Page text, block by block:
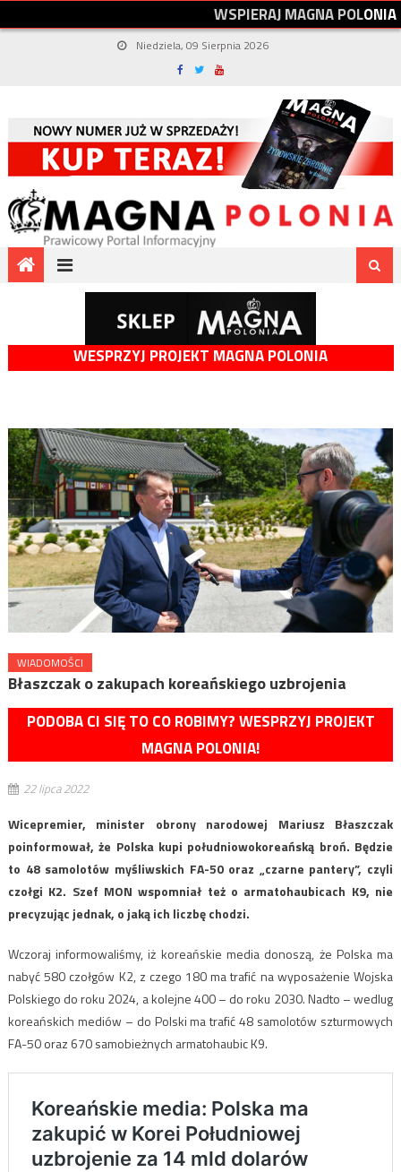
WSPIERAJMAGNAPOLONIA
Niedziela, 09 Sierpnia 2026
WESPRZYJ PROJEKT MAGNA POLONIA
WIADOMOŚCI
Błaszczak o zakupach koreańskiego uzbrojenia
PODOBA CI SIĘ TO CO ROBIMY? WESPRZYJ PROJEKT
MAGNA POLONIA!
22 lipca 2022
Wicepremier, minister obrony narodowej Mariusz Błaszczak
poinformował, że Polska kupi południowokoreańską broń. Będzie
to 48 samolotów myśliwskich FA-50 oraz „czarne pantery”, czyli
czołgi K2. Szef MON wspomniał też o armatohaubicach K9, nie
precyzując jednak, o jaką ich liczbę chodzi.
Wczoraj informowaliśmy, iż koreańskie media donoszą, że Polska ma
nabyć 580 czołgów K2, z czego 180 ma trafić na wyposażenie Wojska
Polskiego do roku 2024, a kolejne 400 – do roku 2030. Nadto – wedlug
koreańskich mediów – do Polski ma trafić 48 samolotów szturmowych
FA-50 oraz 670 samobieżnych armatohaubic K9.